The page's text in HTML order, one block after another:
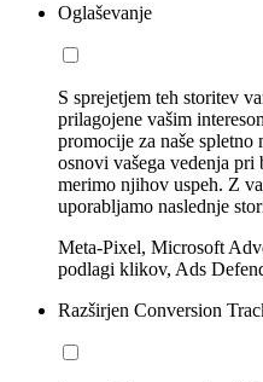
Oglaševanje
S sprejetjem teh storitev
prilagojene vašim
promocije za naše
osnovi vašega vedenja
merimo njihov uspeh. Z
uporabljamo naslednje
Meta-Pixel, Microsoft
podlagi klikov, Ads
Razširjen Conversion